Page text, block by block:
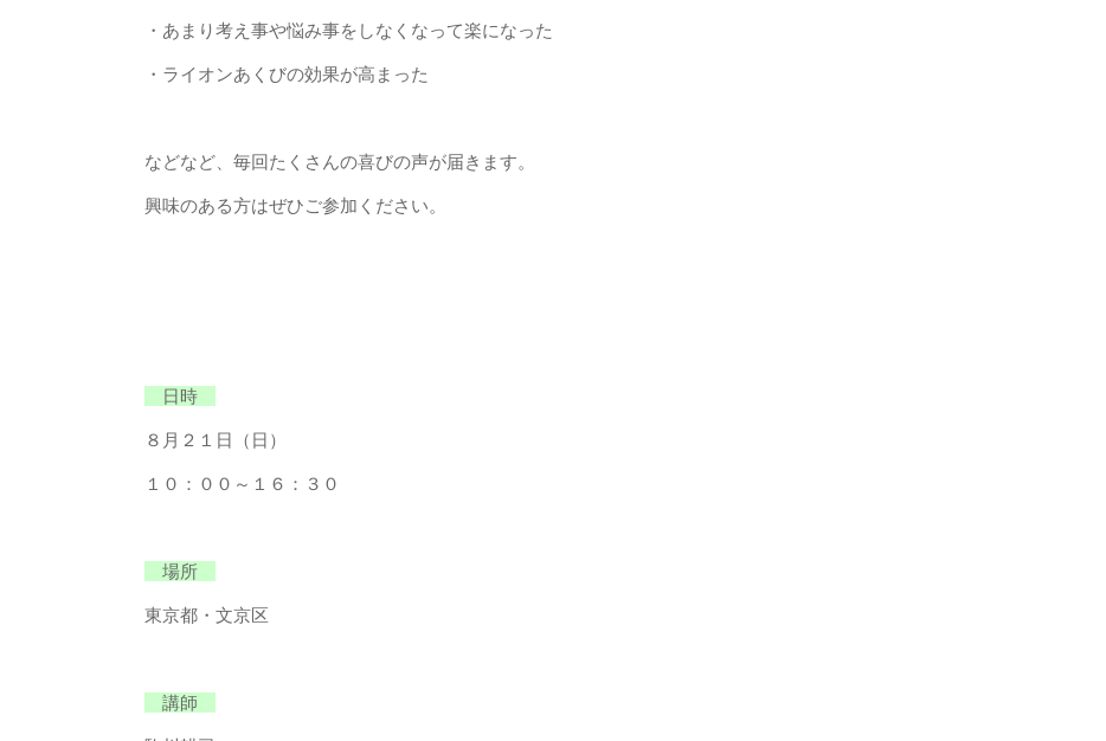
・あまり考え事や悩み事をしなくなって楽になった
・ライオンあくびの効果が高まった
などなど、毎回たくさんの喜びの声が届きます。
興味のある方はぜひご参加ください。
日時
８月２１日（日）
１０：００～１６：３０
場所
東京都・文京区
講師